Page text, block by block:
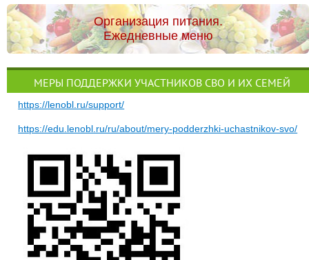
Организация питания.
Ежедневные меню
МЕРЫ ПОДДЕРЖКИ УЧАСТНИКОВ СВО И ИХ СЕМЕЙ
https://lenobl.ru/support/
https://edu.lenobl.ru/ru/about/mery-podderzhki-uchastnikov-svo/